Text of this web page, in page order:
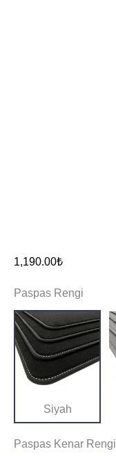
1,190.00₺
Paspas Rengi
Siyah
Paspas Kenar Rengi